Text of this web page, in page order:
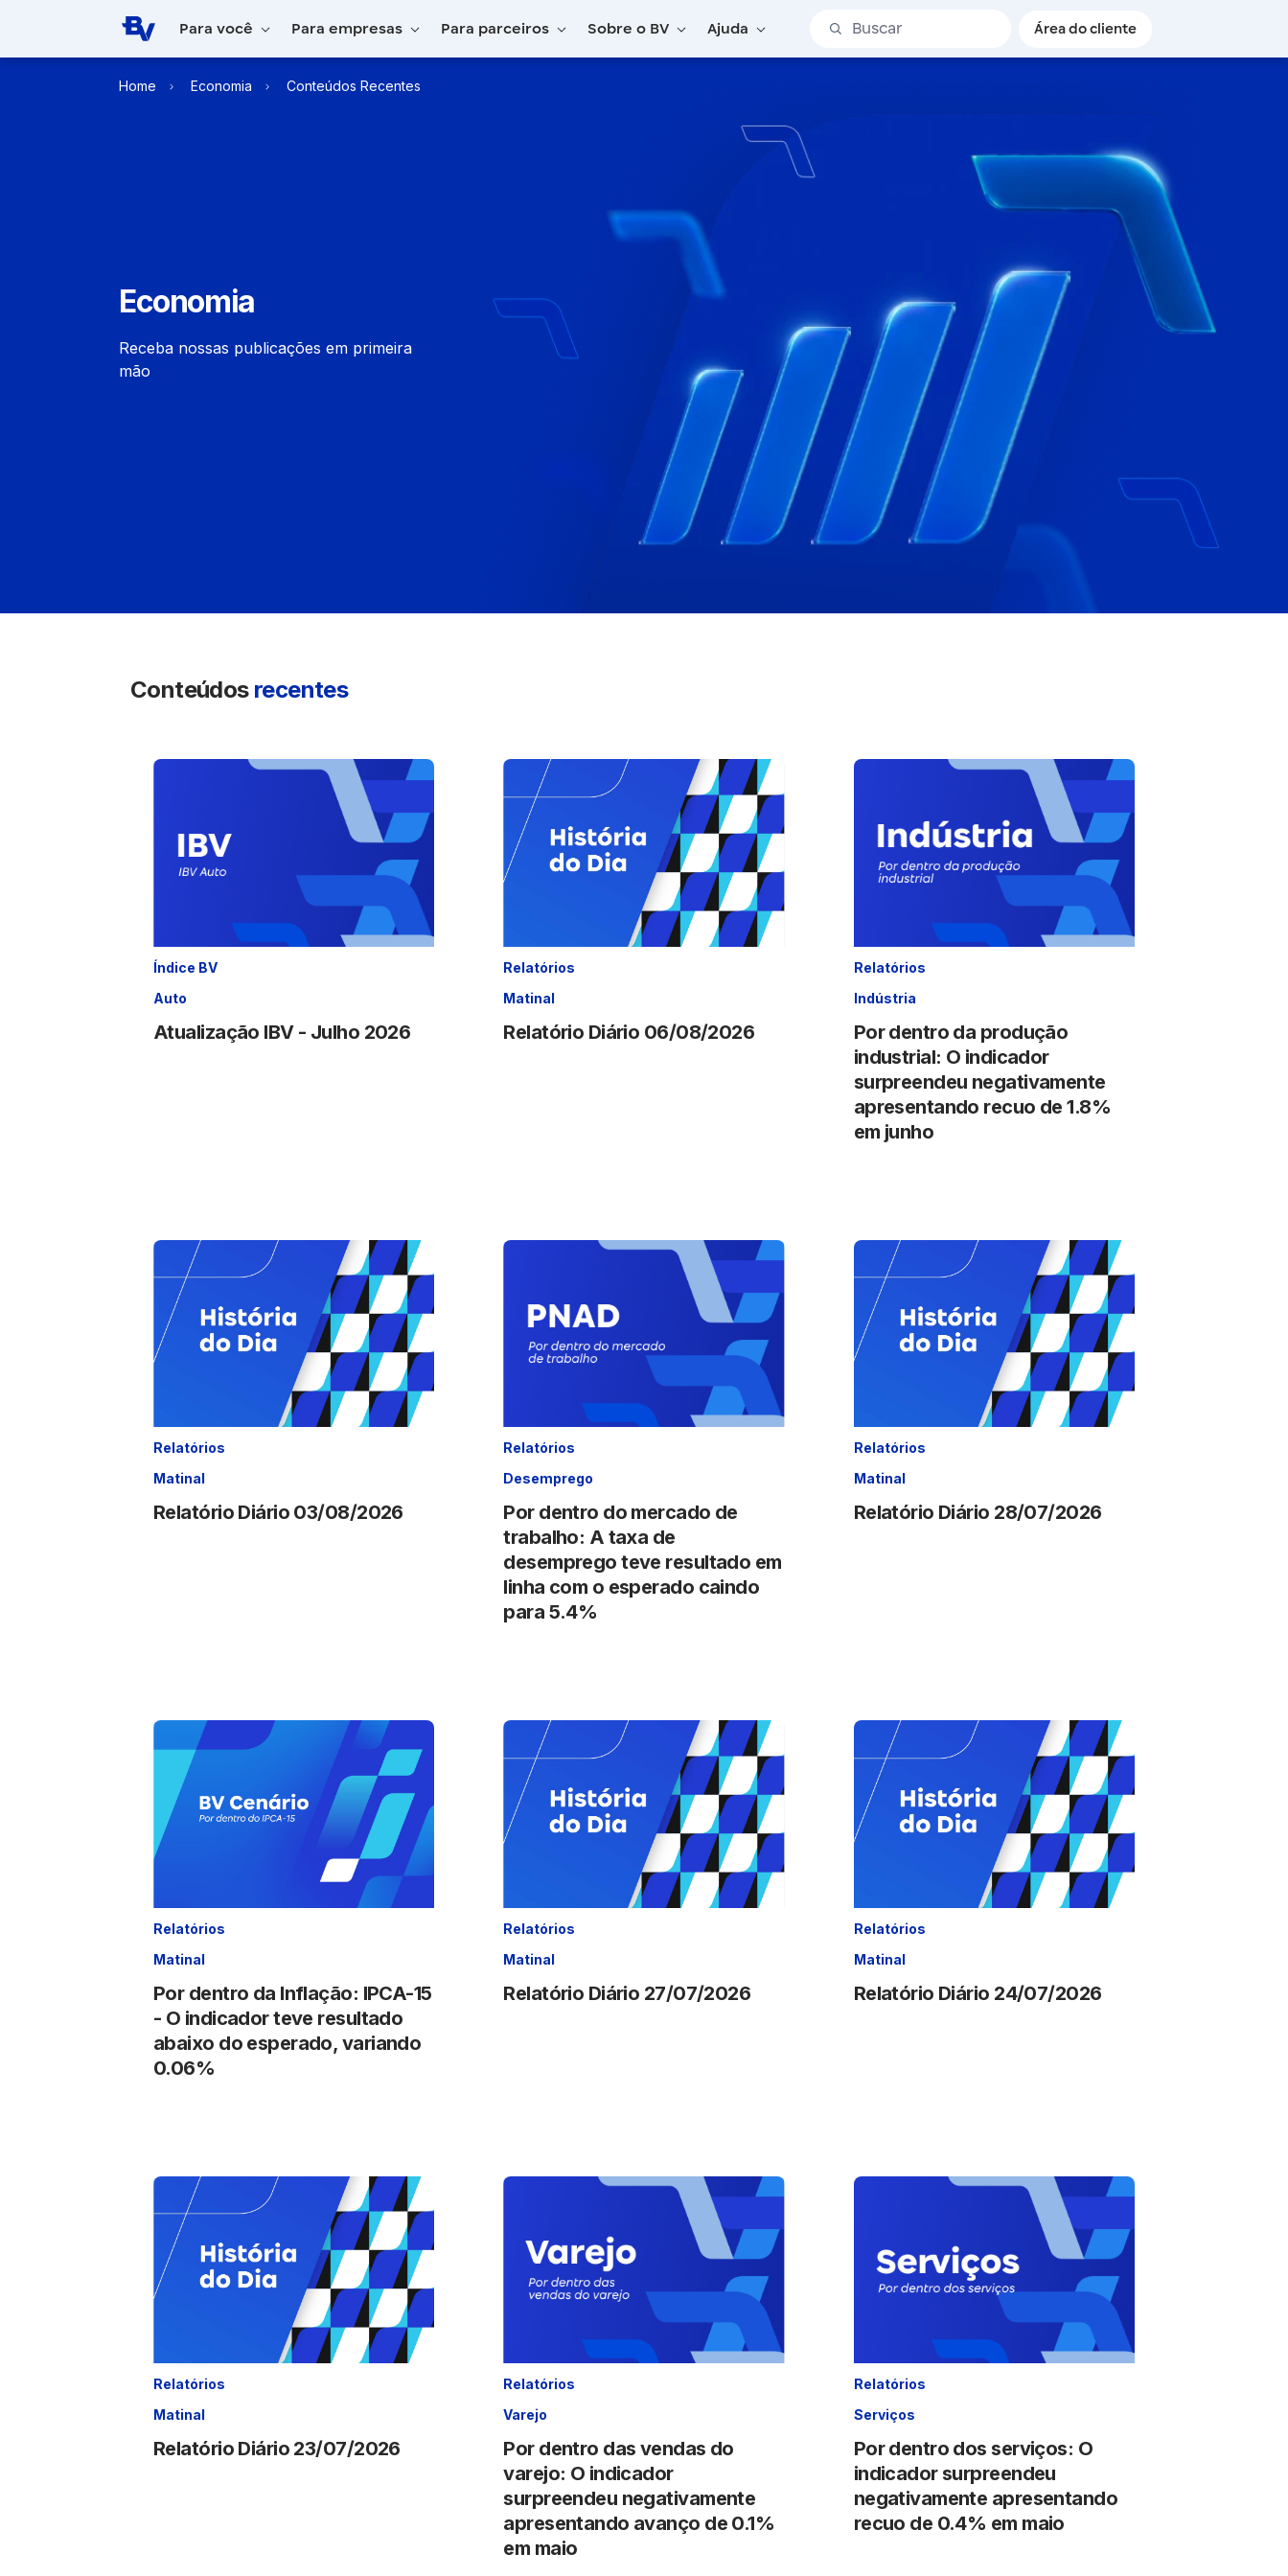
Pular para o Conteúdo principal
Para você Para empresas Para parceiros Sobre o BV Ajuda
Barra de busca
Área do cliente
Home Economia Conteúdos Recentes
Economia
Receba nossas publicações em primeira
mão
Conteúdos recentes
Índice BV
Auto
Atualização IBV - Julho 2026
Relatórios
Matinal
Relatório Diário 06/08/2026
Relatórios
Indústria
Por dentro da produção
industrial: O indicador
surpreendeu negativamente
apresentando recuo de 1.8%
em junho
Relatórios
Matinal
Relatório Diário 03/08/2026
Relatórios
Desemprego
Por dentro do mercado de
trabalho: A taxa de
desemprego teve resultado em
linha com o esperado caindo
para 5.4%
Relatórios
Matinal
Relatório Diário 28/07/2026
Relatórios
Matinal
Por dentro da Inflação: IPCA-15
- O indicador teve resultado
abaixo do esperado, variando
0.06%
Relatórios
Matinal
Relatório Diário 27/07/2026
Relatórios
Matinal
Relatório Diário 24/07/2026
Relatórios
Matinal
Relatório Diário 23/07/2026
Relatórios
Varejo
Por dentro das vendas do
varejo: O indicador
surpreendeu negativamente
apresentando avanço de 0.1%
em maio
Relatórios
Serviços
Por dentro dos serviços: O
indicador surpreendeu
negativamente apresentando
recuo de 0.4% em maio